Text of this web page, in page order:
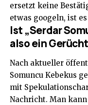
ersetzt keine
etwas googeln, ist
Ist „Serdar
also ein
Nach aktueller
Somuncu Kebekus
mit
Nachricht. Man